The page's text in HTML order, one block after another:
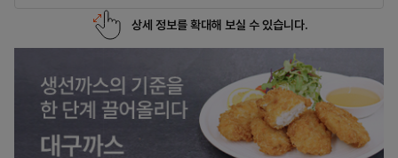
상세 정보를 확대해 보실 수 있습니다.